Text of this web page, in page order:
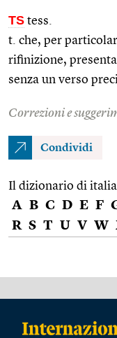
TS tess.
t. che, per
rifinizione,
senza un verso
Correzioni e
Condividi
Il dizionario di
A B C D E F
R S T U V W